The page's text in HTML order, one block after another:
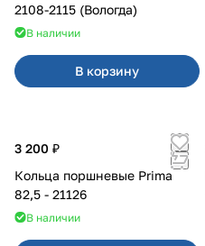
2108-2115 (Вологда)
В наличии
В корзину
3 200 ₽
Кольца поршневые Prima
82,5 - 21126
В наличии